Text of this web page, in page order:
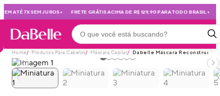
ATÉ 7X SEM JUROS• FRETE GRÁTIS ACIMA DE R$ 129,90 PARA TODO BRASIL•
Home/ Produtos Para Cabelos/ Máscara Capilar/ Dabelle Máscara Reconstrução